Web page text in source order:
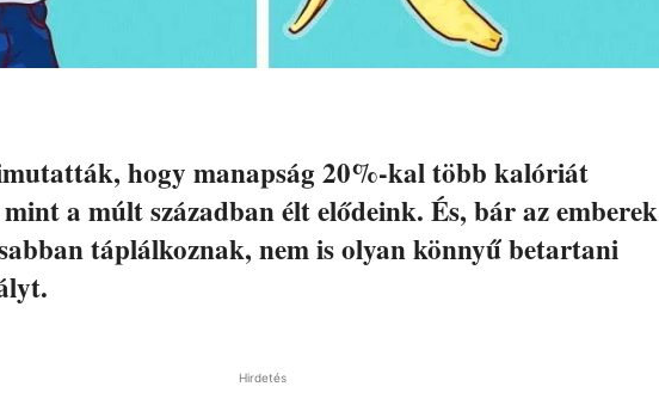
hogy manapság 20%-kal több kalóriát
a múlt században élt elődeink. És, bár az emberek
táplálkoznak, nem is olyan könnyű betartani
Hirdetés